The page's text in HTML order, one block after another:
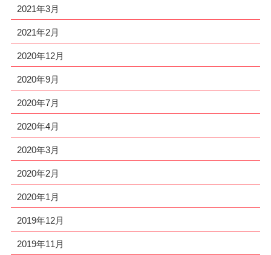
2021年3月
2021年2月
2020年12月
2020年9月
2020年7月
2020年4月
2020年3月
2020年2月
2020年1月
2019年12月
2019年11月